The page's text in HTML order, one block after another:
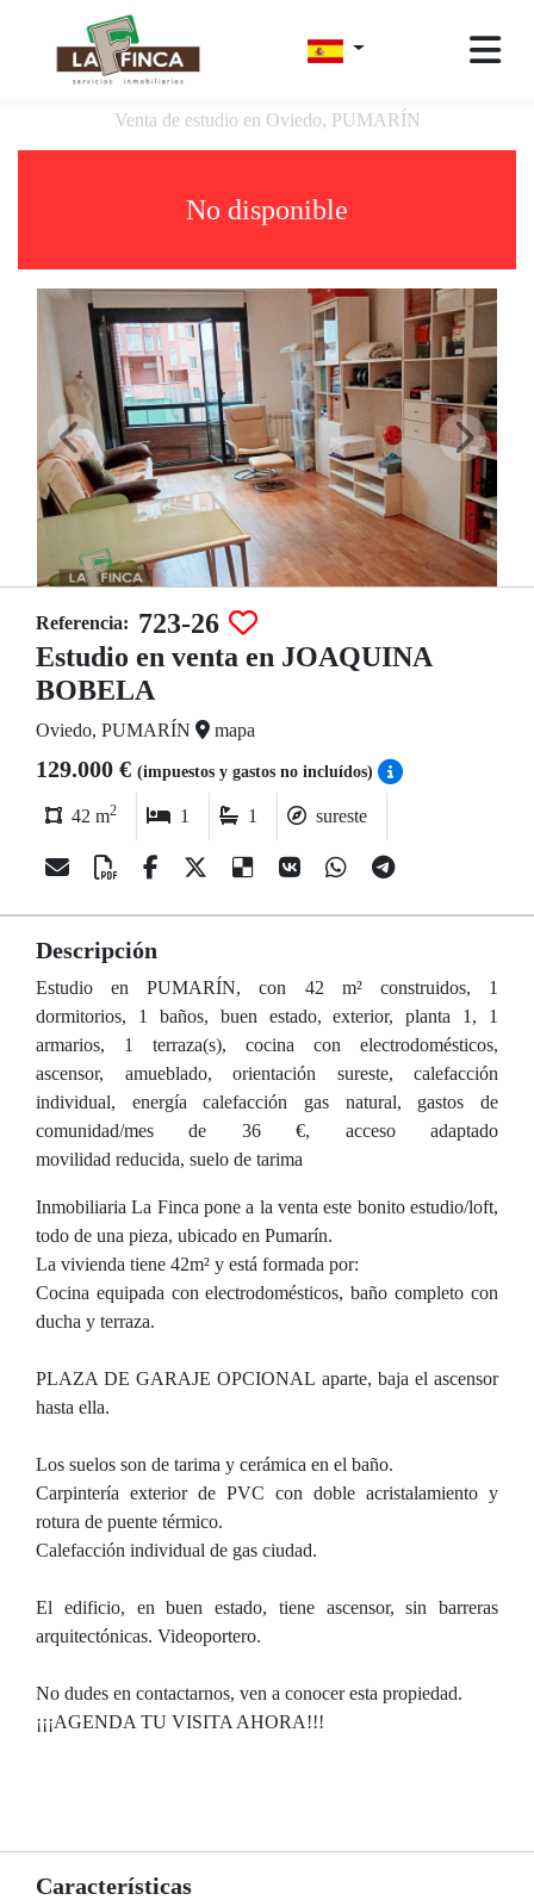
Venta de estudio en Oviedo, PUMARÍN
No disponible
Referencia: 723-26
Estudio en venta en JOAQUINA
BOBELA
Oviedo, PUMARÍN mapa
129.000 € (impuestos y gastos no incluídos)
42 m2 1 1 sureste
Descripción
Estudio en PUMARÍN, con 42 m² construidos, 1
dormitorios, 1 baños, buen estado, exterior, planta 1, 1
armarios, 1 terraza(s), cocina con electrodomésticos,
ascensor, amueblado, orientación sureste, calefacción
individual, energía calefacción gas natural, gastos de
comunidad/mes de 36 €, acceso adaptado
movilidad reducida, suelo de tarima
Inmobiliaria La Finca pone a la venta este bonito estudio/loft,
todo de una pieza, ubicado en Pumarín.
La vivienda tiene 42m² y está formada por:
Cocina equipada con electrodomésticos, baño completo con
ducha y terraza.
PLAZA DE GARAJE OPCIONAL aparte, baja el ascensor
hasta ella.
Los suelos son de tarima y cerámica en el baño.
Carpintería exterior de PVC con doble acristalamiento y
rotura de puente térmico.
Calefacción individual de gas ciudad.
El edificio, en buen estado, tiene ascensor, sin barreras
arquitectónicas. Videoportero.
No dudes en contactarnos, ven a conocer esta propiedad.
¡¡¡AGENDA TU VISITA AHORA!!!
Características